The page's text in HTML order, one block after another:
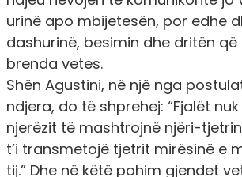
urinë apo mbijetesën, por edhe
dashurinë, besimin dhe dritën
brenda vetes.
Shën Agustini, në një nga
ndjera, do të shprehej: “Fjalët
njerëzit të mashtrojnë njëri-
t’i transmetojë tjetrit mirësinë e
tij.” Dhe në këtë pohim gjendet